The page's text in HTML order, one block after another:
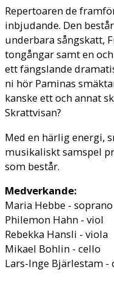
Repertoaren de
inbjudande. Den
underbara sångskatt,
tongångar samt en
ett fängslande
ni hör Paminas
kanske ett och annat
Skrattvisan?
Med en härlig energi,
musikaliskt samspel
som består.
Medverkande:
Maria Hebbe - soprano
Philemon Hahn - viol
Rebekka Hansli - viola
Mikael Bohlin - cello
Lars-Inge Bjärlestam -